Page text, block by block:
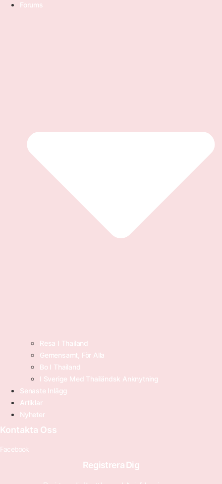
Forums
Resa I Thailand
Gemensamt, För Alla
Bo I Thailand
I Sverige Med Thailändsk Anknytning
Senaste Inlägg
Artiklar
Nyheter
Kontakta Oss
Facebook
Registrera Dig